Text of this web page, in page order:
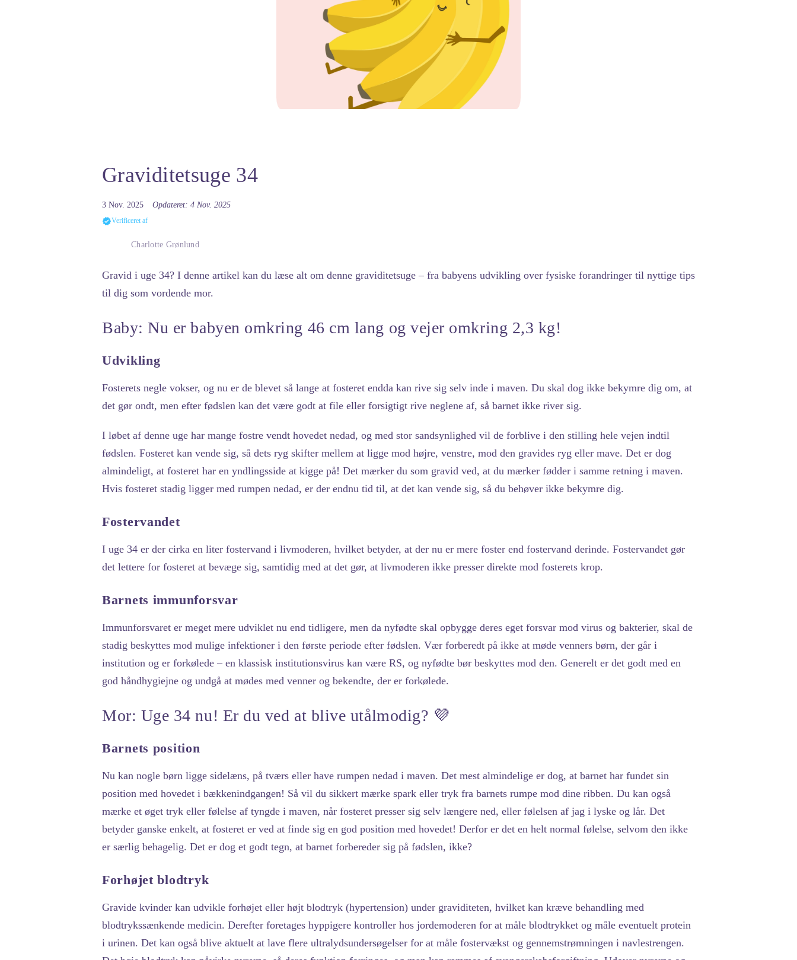
Graviditetsuge 34
3 Nov. 2025 Opdateret: 4 Nov. 2025
Verificeret af
Charlotte Grønlund
Gravid i uge 34? I denne artikel kan du læse alt om denne graviditetsuge – fra babyens udvikling over fysiske forandringer til nyttige tips
til dig som vordende mor.
Baby: Nu er babyen omkring 46 cm lang og vejer omkring 2,3 kg!
Udvikling
Fosterets negle vokser, og nu er de blevet så lange at fosteret endda kan rive sig selv inde i maven. Du skal dog ikke bekymre dig om, at
det gør ondt, men efter fødslen kan det være godt at file eller forsigtigt rive neglene af, så barnet ikke river sig.
I løbet af denne uge har mange fostre vendt hovedet nedad, og med stor sandsynlighed vil de forblive i den stilling hele vejen indtil
fødslen. Fosteret kan vende sig, så dets ryg skifter mellem at ligge mod højre, venstre, mod den gravides ryg eller mave. Det er dog
almindeligt, at fosteret har en yndlingsside at kigge på! Det mærker du som gravid ved, at du mærker fødder i samme retning i maven.
Hvis fosteret stadig ligger med rumpen nedad, er der endnu tid til, at det kan vende sig, så du behøver ikke bekymre dig.
Fostervandet
I uge 34 er der cirka en liter fostervand i livmoderen, hvilket betyder, at der nu er mere foster end fostervand derinde. Fostervandet gør
det lettere for fosteret at bevæge sig, samtidig med at det gør, at livmoderen ikke presser direkte mod fosterets krop.
Barnets immunforsvar
Immunforsvaret er meget mere udviklet nu end tidligere, men da nyfødte skal opbygge deres eget forsvar mod virus og bakterier, skal de
stadig beskyttes mod mulige infektioner i den første periode efter fødslen. Vær forberedt på ikke at møde venners børn, der går i
institution og er forkølede – en klassisk institutionsvirus kan være RS, og nyfødte bør beskyttes mod den. Generelt er det godt med en
god håndhygiejne og undgå at mødes med venner og bekendte, der er forkølede.
Mor: Uge 34 nu! Er du ved at blive utålmodig? 💜
Barnets position
Nu kan nogle børn ligge sidelæns, på tværs eller have rumpen nedad i maven. Det mest almindelige er dog, at barnet har fundet sin
position med hovedet i bækkenindgangen! Så vil du sikkert mærke spark eller tryk fra barnets rumpe mod dine ribben. Du kan også
mærke et øget tryk eller følelse af tyngde i maven, når fosteret presser sig selv længere ned, eller følelsen af jag i lyske og lår. Det
betyder ganske enkelt, at fosteret er ved at finde sig en god position med hovedet! Derfor er det en helt normal følelse, selvom den ikke
er særlig behagelig. Det er dog et godt tegn, at barnet forbereder sig på fødslen, ikke?
Forhøjet blodtryk
Gravide kvinder kan udvikle forhøjet eller højt blodtryk (hypertension) under graviditeten, hvilket kan kræve behandling med
blodtrykssænkende medicin. Derefter foretages hyppigere kontroller hos jordemoderen for at måle blodtrykket og måle eventuelt protein
i urinen. Det kan også blive aktuelt at lave flere ultralydsundersøgelser for at måle fostervækst og gennemstrømningen i navlestrengen.